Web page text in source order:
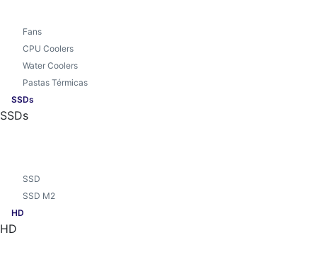
Fans
CPU Coolers
Water Coolers
Pastas Térmicas
SSDs
SSDs
SSD
SSD M2
HD
HD